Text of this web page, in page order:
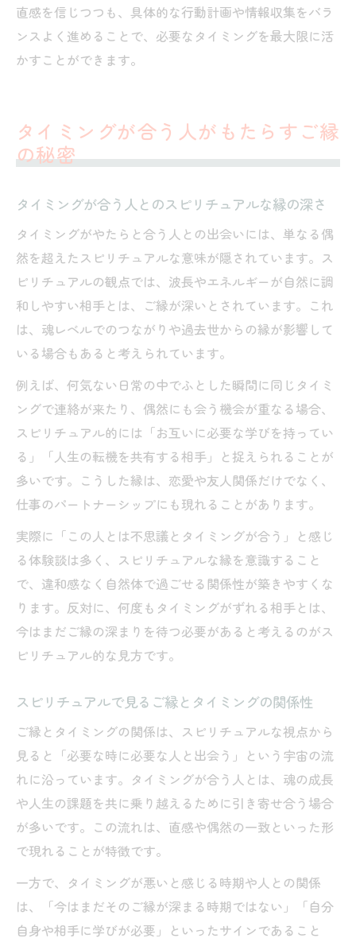
直感を信じつつも、具体的な行動計画や情報収集をバラ
ンスよく進めることで、必要なタイミングを最大限に活
かすことができます。
タイミングが合う人がもたらすご縁
の秘密
タイミングが合う人とのスピリチュアルな縁の深さ
タイミングがやたらと合う人との出会いには、単なる偶
然を超えたスピリチュアルな意味が隠されています。ス
ピリチュアルの観点では、波長やエネルギーが自然に調
和しやすい相手とは、ご縁が深いとされています。これ
は、魂レベルでのつながりや過去世からの縁が影響して
いる場合もあると考えられています。
例えば、何気ない日常の中でふとした瞬間に同じタイミ
ングで連絡が来たり、偶然にも会う機会が重なる場合、
スピリチュアル的には「お互いに必要な学びを持ってい
る」「人生の転機を共有する相手」と捉えられることが
多いです。こうした縁は、恋愛や友人関係だけでなく、
仕事のパートナーシップにも現れることがあります。
実際に「この人とは不思議とタイミングが合う」と感じ
る体験談は多く、スピリチュアルな縁を意識すること
で、違和感なく自然体で過ごせる関係性が築きやすくな
ります。反対に、何度もタイミングがずれる相手とは、
今はまだご縁の深まりを待つ必要があると考えるのがス
ピリチュアル的な見方です。
スピリチュアルで見るご縁とタイミングの関係性
ご縁とタイミングの関係は、スピリチュアルな視点から
見ると「必要な時に必要な人と出会う」という宇宙の流
れに沿っています。タイミングが合う人とは、魂の成長
や人生の課題を共に乗り越えるために引き寄せ合う場合
が多いです。この流れは、直感や偶然の一致といった形
で現れることが特徴です。
一方で、タイミングが悪いと感じる時期や人との関係
は、「今はまだそのご縁が深まる時期ではない」「自分
自身や相手に学びが必要」といったサインであること